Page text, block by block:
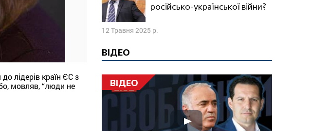
лідерів країн ЄС з
мовляв, “люди не
російсько-української війни?
12 Травня 2025 р.
ВІДЕО
ВІДЕО